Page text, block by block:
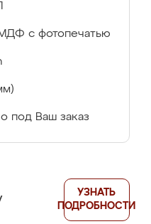
с фотопечатью
под Ваш заказ
УЗНАТЬ
ПОДРОБНОСТИ